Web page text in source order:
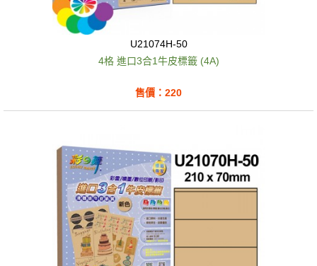
U21074H-50
4格 進口3合1牛皮標籤 (4A)
售價：220